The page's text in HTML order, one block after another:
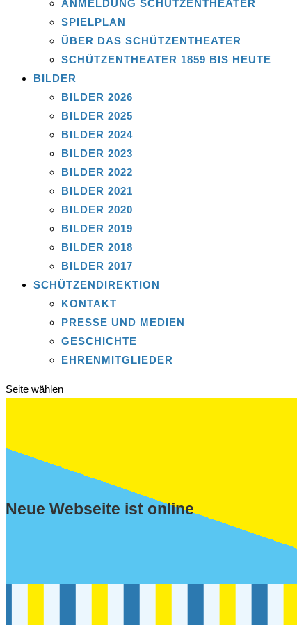
ANMELDUNG SCHÜTZENTHEATER
SPIELPLAN
ÜBER DAS SCHÜTZENTHEATER
SCHÜTZENTHEATER 1859 BIS HEUTE
BILDER
BILDER 2026
BILDER 2025
BILDER 2024
BILDER 2023
BILDER 2022
BILDER 2021
BILDER 2020
BILDER 2019
BILDER 2018
BILDER 2017
SCHÜTZENDIREKTION
KONTAKT
PRESSE UND MEDIEN
GESCHICHTE
EHRENMITGLIEDER
Seite wählen
Neue Webseite ist online